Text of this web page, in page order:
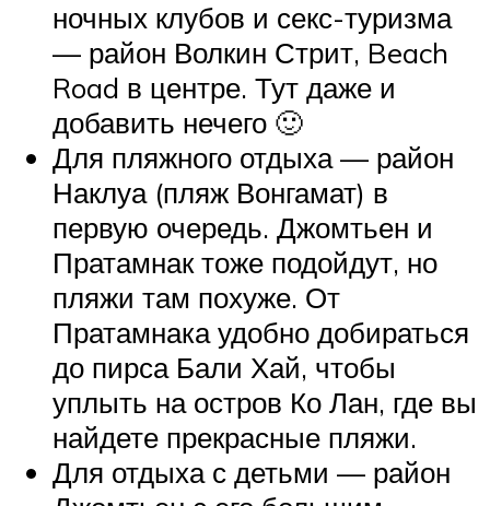
ночных клубов и секс-туризма
— район Волкин Стрит, Beach
Road в центре. Тут даже и
добавить нечего 🙂
Для пляжного отдыха — район
Наклуа (пляж Вонгамат) в
первую очередь. Джомтьен и
Пратамнак тоже подойдут, но
пляжи там похуже. От
Пратамнака удобно добираться
до пирса Бали Хай, чтобы
уплыть на остров Ко Лан, где вы
найдете прекрасные пляжи.
Для отдыха с детьми — район